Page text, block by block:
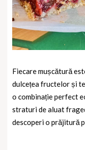
Fiecare mușcătură
dulcețea fructelor și
o combinație perfect
straturi de aluat
descoperi o prăjitură